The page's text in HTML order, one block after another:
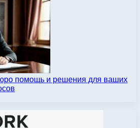
помощь и решения для ваших